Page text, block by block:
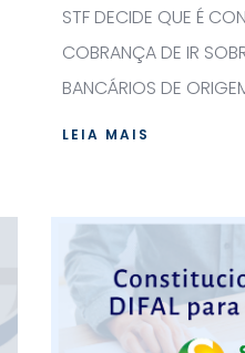
STF DECIDE QUE É
COBRANÇA DE IR
BANCÁRIOS DE
LEIA MAIS